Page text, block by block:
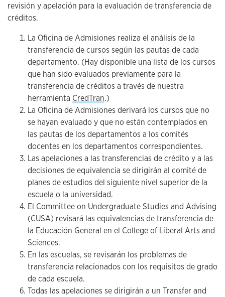
revisión y apelación para la evaluación de transferencia de
créditos.
La Oficina de Admisiones realiza el análisis de la
transferencia de cursos según las pautas de cada
departamento. (Hay disponible una lista de los cursos
que han sido evaluados previamente para la
transferencia de créditos a través de nuestra
herramienta CredTran.)
La Oficina de Admisiones derivará los cursos que no
se hayan evaluado y que no están contemplados en
las pautas de los departamentos a los comités
docentes en los departamentos correspondientes.
Las apelaciones a las transferencias de crédito y a las
decisiones de equivalencia se dirigirán al comité de
planes de estudios del siguiente nivel superior de la
escuela o la universidad.
El Committee on Undergraduate Studies and Advising
(CUSA) revisará las equivalencias de transferencia de
la Educación General en el College of Liberal Arts and
Sciences.
En las escuelas, se revisarán los problemas de
transferencia relacionados con los requisitos de grado
de cada escuela.
Todas las apelaciones se dirigirán a un Transfer and